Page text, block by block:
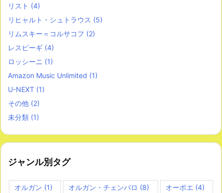
リスト (4)
リヒャルト・シュトラウス (5)
リムスキー＝コルサコフ (2)
レスピーギ (4)
ロッシーニ (1)
Amazon Music Unlimited (1)
U-NEXT (1)
その他 (2)
未分類 (1)
ジャンル別タグ
オルガン (1) オルガン・チェンバロ (8) オーボエ (4)